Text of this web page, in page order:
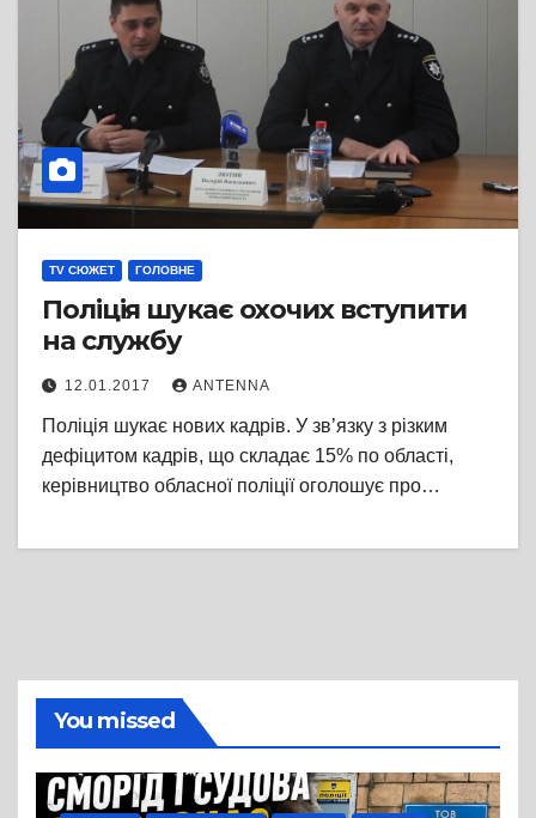
TV СЮЖЕТ ГОЛОВНЕ
Поліція шукає охочих вступити
на службу
12.01.2017 ANTENNA
Поліція шукає нових кадрів. У зв’язку з різким
дефіцитом кадрів, що складає 15% по області,
керівництво обласної поліції оголошує про…
You missed